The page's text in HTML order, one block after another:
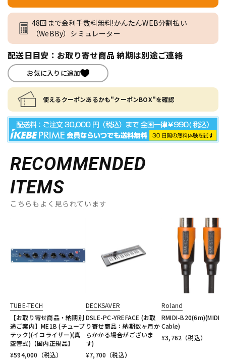
48回まで金利手数料無料!かんたんWEB分割払い
（WeBBy）シミュレーター
配送日目安：お取り寄せ商品 納期は別途ご連絡
お気に入りに追加
使えるクーポンあるかも"クーポンBOX"を確認
RECOMMENDED
ITEMS
こちらもよく見られています
TUBE-TECH
【お取り寄せ商品・納期別
途ご案内】ME1B (チューブ
テック)(イコライザー)(真
空管式)【国内正規品】
¥594,000 （税込）
DECKSAVER
DSLE-PC-YREFACE (お取
り寄せ商品：納期数ヶ月か
らかかる場合がございま
す)
¥7,700 （税込）
Roland
RMIDI-B20(6m)(MIDI
Cable)
¥3,762 （税込）